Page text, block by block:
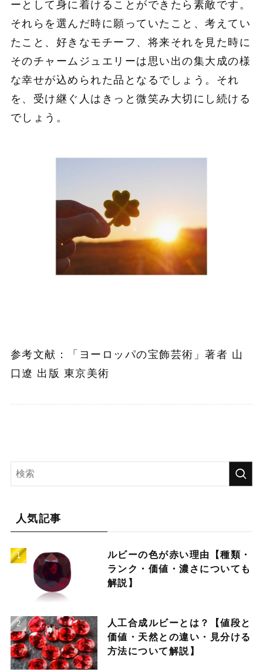
ーとして身に着けることができたら素敵です。
それらを選んだ時に願っていたこと、考えてい
たこと、好きなモチーフ、将来それを見た時に
そのチャームジュエリーは思い出の集大成の様
な幸せが込められた品となるでしょう。それ
を、受け継ぐ人はきっと微笑み大切にし続ける
でしょう。
参考文献：「ヨーロッパの宝飾芸術」著者 山
口遼 出版 東京美術
人気記事
ルビーの色が赤い理由【種類・
ランク・価値・濃さについても
解説】
人工合成ルビーとは？【値段と
価値・天然との違い・見分ける
方法について解説】